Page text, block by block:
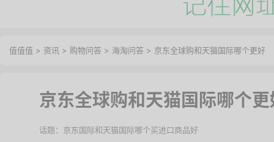
值值值 > 资讯 > 购物问答 > 海淘问答 > 京东全球购和天猫国际哪个更好
京东全球购和天猫国际哪个更
京东国际和天猫国际哪个买进口商品好